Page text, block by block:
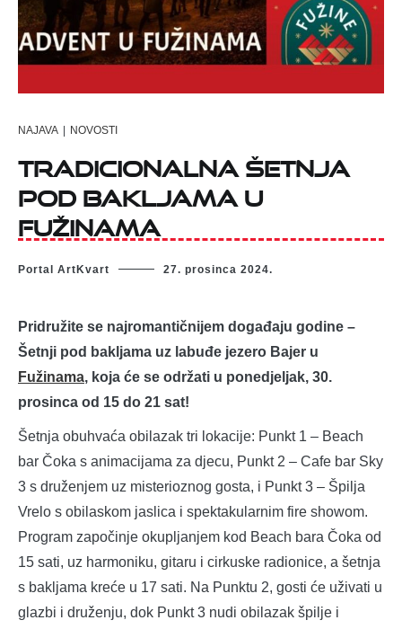
NAJAVA | NOVOSTI
TRADICIONALNA ŠETNJA
POD BAKLJAMA U
FUŽINAMA
Portal ArtKvart 27. prosinca 2024.
Pridružite se najromantičnijem događaju godine –
Šetnji pod bakljama uz labuđe jezero Bajer u
Fužinama, koja će se održati u ponedjeljak, 30.
prosinca od 15 do 21 sat!
Šetnja obuhvaća obilazak tri lokacije: Punkt 1 – Beach
bar Čoka s animacijama za djecu, Punkt 2 – Cafe bar Sky
3 s druženjem uz misterioznog gosta, i Punkt 3 – Špilja
Vrelo s obilaskom jaslica i spektakularnim fire showom.
Program započinje okupljanjem kod Beach bara Čoka od
15 sati, uz harmoniku, gitaru i cirkuske radionice, a šetnja
s bakljama kreće u 17 sati. Na Punktu 2, gosti će uživati u
glazbi i druženju, dok Punkt 3 nudi obilazak špilje i